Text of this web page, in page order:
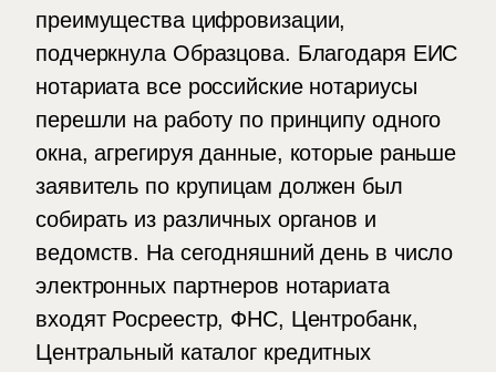
преимущества цифровизации,
подчеркнула Образцова. Благодаря ЕИС
нотариата все российские нотариусы
перешли на работу по принципу одного
окна, агрегируя данные, которые раньше
заявитель по крупицам должен был
собирать из различных органов и
ведомств. На сегодняшний день в число
электронных партнеров нотариата
входят Росреестр, ФНС, Центробанк,
Центральный каталог кредитных